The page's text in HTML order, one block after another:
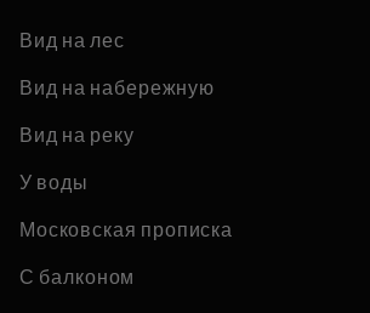
Вид на лес
Вид на набережную
Вид на реку
У воды
Московская прописка
С балконом